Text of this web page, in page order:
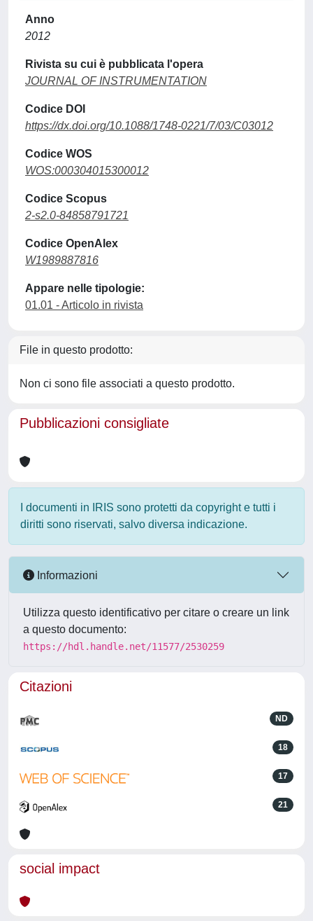
Anno
2012
Rivista su cui è pubblicata l'opera
JOURNAL OF INSTRUMENTATION
Codice DOI
https://dx.doi.org/10.1088/1748-0221/7/03/C03012
Codice WOS
WOS:000304015300012
Codice Scopus
2-s2.0-84858791721
Codice OpenAlex
W1989887816
Appare nelle tipologie:
01.01 - Articolo in rivista
File in questo prodotto:
Non ci sono file associati a questo prodotto.
Pubblicazioni consigliate
I documenti in IRIS sono protetti da copyright e tutti i
diritti sono riservati, salvo diversa indicazione.
Informazioni
Utilizza questo identificativo per citare o creare un link
a questo documento:
https://hdl.handle.net/11577/2530259
Citazioni
ND
18
17
21
social impact